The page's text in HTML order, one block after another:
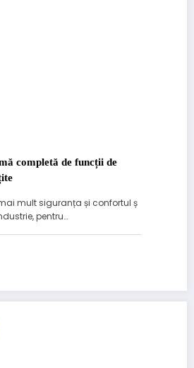
completă de funcții de
mult siguranța și confortul ș
pentru…